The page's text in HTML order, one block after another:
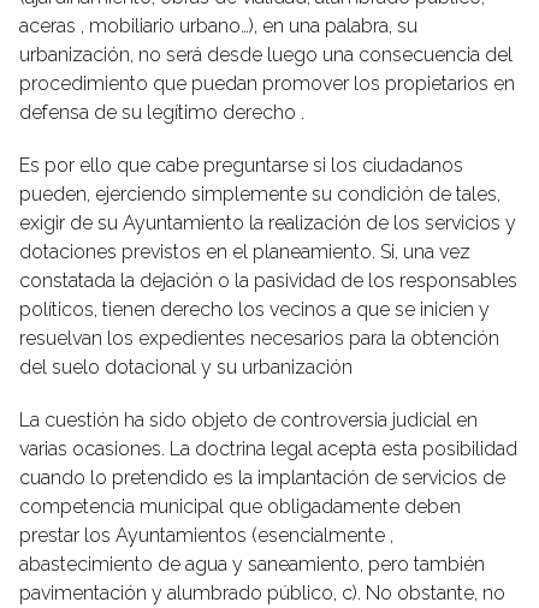
aceras , mobiliario urbano…), en una palabra, su
urbanización, no será desde luego una consecuencia del
procedimiento que puedan promover los propietarios en
defensa de su legítimo derecho .
Es por ello que cabe preguntarse si los ciudadanos
pueden, ejerciendo simplemente su condición de tales,
exigir de su Ayuntamiento la realización de los servicios y
dotaciones previstos en el planeamiento. Si, una vez
constatada la dejación o la pasividad de los responsables
políticos, tienen derecho los vecinos a que se inicien y
resuelvan los expedientes necesarios para la obtención
del suelo dotacional y su urbanización
La cuestión ha sido objeto de controversia judicial en
varias ocasiones. La doctrina legal acepta esta posibilidad
cuando lo pretendido es la implantación de servicios de
competencia municipal que obligadamente deben
prestar los Ayuntamientos (esencialmente ,
abastecimiento de agua y saneamiento, pero también
pavimentación y alumbrado público, c). No obstante, no